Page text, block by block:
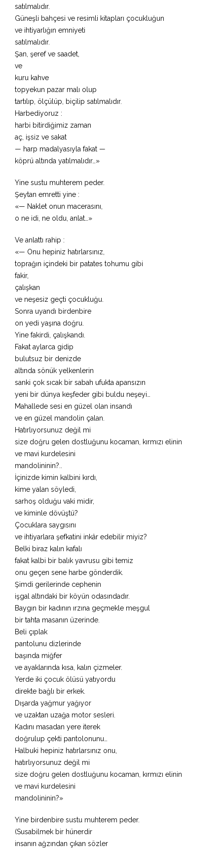
satılmalıdır.
Güneşli bahçesi ve resimli kitapları çocukluğun
ve ihtiyarlığın emniyeti
satılmalıdır.
Şan, şeref ve saadet,
ve
kuru kahve
topyekun pazar malı olup
tartılıp, ölçülüp, biçilip satılmalıdır.
Harbediyoruz :
harbi bitirdiğimiz zaman
aç, işsiz ve sakat
— harp madalyasıyla fakat —
köprü altında yatılmalıdır…»
Yine sustu muhterem peder.
Şeytan emretti yine :
«— Naklet onun macerasını,
o ne idi, ne oldu, anlat…»
Ve anlattı rahip :
«— Onu hepiniz hatırlarsınız,
toprağın içindeki bir patates tohumu gibi
fakir,
çalışkan
ve neşesiz geçti çocukluğu.
Sonra uyandı birdenbire
on yedi yaşına doğru.
Yine fakirdi, çalışkandı.
Fakat aylarca gidip
bulutsuz bir denizde
altında sönük yelkenlerin
sanki çok sıcak bir sabah ufukta apansızın
yeni bir dünya keşfeder gibi buldu neşeyi…
Mahallede sesi en güzel olan insandı
ve en güzel mandolin çalan.
Hatırlıyorsunuz değil mi
size doğru gelen dostluğunu kocaman, kırmızı elinin
ve mavi kurdelesini
mandolininin?..
İçinizde kimin kalbini kırdı,
kime yalan söyledi,
sarhoş olduğu vaki midir,
ve kiminle dövüştü?
Çocuklara saygısını
ve ihtiyarlara şefkatini inkâr edebilir miyiz?
Belki biraz kalın kafalı
fakat kalbi bir balık yavrusu gibi temiz
onu geçen sene harbe gönderdik.
Şimdi gerilerinde cephenin
işgal altındaki bir köyün odasındadır.
Baygın bir kadının ırzına geçmekle meşgul
bir tahta masanın üzerinde.
Beli çıplak
pantolunu dizlerinde
başında miğfer
ve ayaklarında kısa, kalın çizmeler.
Yerde iki çocuk ölüsü yatıyordu
direkte bağlı bir erkek.
Dışarda yağmur yağıyor
ve uzaktan uzağa motor sesleri.
Kadını masadan yere iterek
doğrulup çekti pantolonunu…
Halbuki hepiniz hatırlarsınız onu,
hatırlıyorsunuz değil mi
size doğru gelen dostluğunu kocaman, kırmızı elinin
ve mavi kurdelesini
mandolininin?»
Yine birdenbire sustu muhterem peder.
(Susabilmek bir hünerdir
insanın ağzından çıkan sözler